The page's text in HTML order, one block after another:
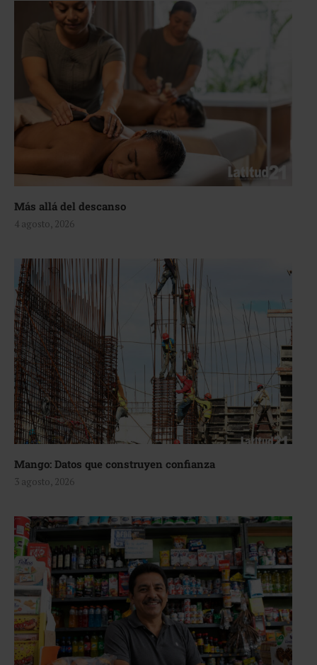
Más allá del descanso
4 agosto, 2026
Mango: Datos que construyen confianza
3 agosto, 2026